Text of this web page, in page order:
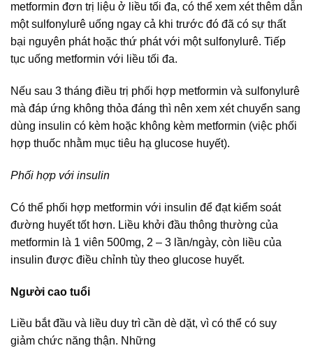
metformin đơn trị liệu ở liều tối đa, có thể xem xét thêm dẫn
một sulfonylurê uống ngay cả khi trước đó đã có sự thất
bại nguyên phát hoặc thứ phát với một sulfonylurê. Tiếp
tục uống metformin với liều tối đa.
Nếu sau 3 tháng điều trị phối hợp metformin và sulfonylurê
mà đáp ứng không thỏa đáng thì nên xem xét chuyển sang
dùng insulin có kèm hoặc không kèm metformin (việc phối
hợp thuốc nhằm mục tiêu hạ glucose huyết).
Phối hợp với insulin
Có thể phối hợp metformin với insulin để đạt kiểm soát
đường huyết tốt hơn. Liều khởi đầu thông thường của
metformin là 1 viên 500mg, 2 – 3 lần/ngày, còn liều của
insulin được điều chỉnh tùy theo glucose huyết.
Người cao tuổi
Liều bắt đầu và liều duy trì cần dè dặt, vì có thể có suy
giảm chức năng thận. Những